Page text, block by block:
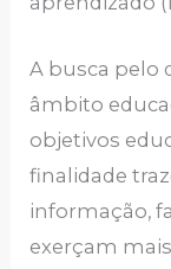
A busca pelo
âmbito
objetivos
finalidade
informação,
exerçam